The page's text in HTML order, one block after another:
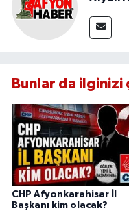
Bunlar da ilginizi
CHP Afyonkarahisar İl
Başkanı kim olacak?